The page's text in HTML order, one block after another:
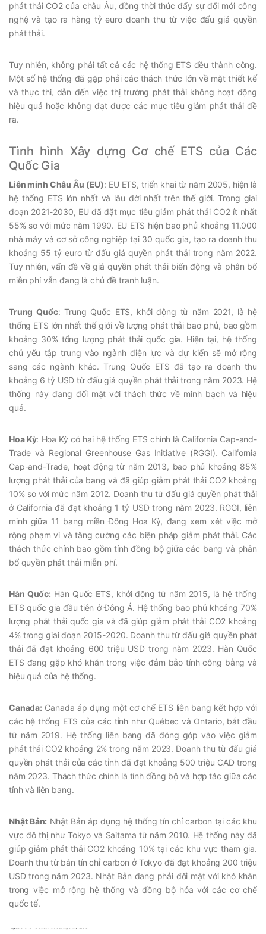
phát thải CO2 của châu Âu, đồng thời thúc đẩy sự đổi mới công
nghệ và tạo ra hàng tỷ euro doanh thu từ việc đấu giá quyền
phát thải.
Tuy nhiên, không phải tất cả các hệ thống ETS đều thành công.
Một số hệ thống đã gặp phải các thách thức lớn về mặt thiết kế
và thực thi, dẫn đến việc thị trường phát thải không hoạt động
hiệu quả hoặc không đạt được các mục tiêu giảm phát thải đề
ra.
Tình hình Xây dựng Cơ chế ETS của Các
Quốc Gia
Liên minh Châu Âu (EU): EU ETS, triển khai từ năm 2005, hiện là
hệ thống ETS lớn nhất và lâu đời nhất trên thế giới. Trong giai
đoạn 2021-2030, EU đã đặt mục tiêu giảm phát thải CO2 ít nhất
55% so với mức năm 1990. EU ETS hiện bao phủ khoảng 11.000
nhà máy và cơ sở công nghiệp tại 30 quốc gia, tạo ra doanh thu
khoảng 55 tỷ euro từ đấu giá quyền phát thải trong năm 2022.
Tuy nhiên, vấn đề về giá quyền phát thải biến động và phân bổ
miễn phí vẫn đang là chủ đề tranh luận.
Trung Quốc: Trung Quốc ETS, khởi động từ năm 2021, là hệ
thống ETS lớn nhất thế giới về lượng phát thải bao phủ, bao gồm
khoảng 30% tổng lượng phát thải quốc gia. Hiện tại, hệ thống
chủ yếu tập trung vào ngành điện lực và dự kiến sẽ mở rộng
sang các ngành khác. Trung Quốc ETS đã tạo ra doanh thu
khoảng 6 tỷ USD từ đấu giá quyền phát thải trong năm 2023. Hệ
thống này đang đối mặt với thách thức về minh bạch và hiệu
quả.
Hoa Kỳ: Hoa Kỳ có hai hệ thống ETS chính là California Cap-and-
Trade và Regional Greenhouse Gas Initiative (RGGI). California
Cap-and-Trade, hoạt động từ năm 2013, bao phủ khoảng 85%
lượng phát thải của bang và đã giúp giảm phát thải CO2 khoảng
10% so với mức năm 2012. Doanh thu từ đấu giá quyền phát thải
ở California đã đạt khoảng 1 tỷ USD trong năm 2023. RGGI, liên
minh giữa 11 bang miền Đông Hoa Kỳ, đang xem xét việc mở
rộng phạm vi và tăng cường các biện pháp giảm phát thải. Các
thách thức chính bao gồm tính đồng bộ giữa các bang và phân
bổ quyền phát thải miễn phí.
Hàn Quốc: Hàn Quốc ETS, khởi động từ năm 2015, là hệ thống
ETS quốc gia đầu tiên ở Đông Á. Hệ thống bao phủ khoảng 70%
lượng phát thải quốc gia và đã giúp giảm phát thải CO2 khoảng
4% trong giai đoạn 2015-2020. Doanh thu từ đấu giá quyền phát
thải đã đạt khoảng 600 triệu USD trong năm 2023. Hàn Quốc
ETS đang gặp khó khăn trong việc đảm bảo tính công bằng và
hiệu quả của hệ thống.
Canada: Canada áp dụng một cơ chế ETS liên bang kết hợp với
các hệ thống ETS của các tỉnh như Québec và Ontario, bắt đầu
từ năm 2019. Hệ thống liên bang đã đóng góp vào việc giảm
phát thải CO2 khoảng 2% trong năm 2023. Doanh thu từ đấu giá
quyền phát thải của các tỉnh đã đạt khoảng 500 triệu CAD trong
năm 2023. Thách thức chính là tính đồng bộ và hợp tác giữa các
tỉnh và liên bang.
Nhật Bản: Nhật Bản áp dụng hệ thống tín chỉ carbon tại các khu
vực đô thị như Tokyo và Saitama từ năm 2010. Hệ thống này đã
giúp giảm phát thải CO2 khoảng 10% tại các khu vực tham gia.
Doanh thu từ bán tín chỉ carbon ở Tokyo đã đạt khoảng 200 triệu
USD trong năm 2023. Nhật Bản đang phải đối mặt với khó khăn
trong việc mở rộng hệ thống và đồng bộ hóa với các cơ chế
quốc tế.